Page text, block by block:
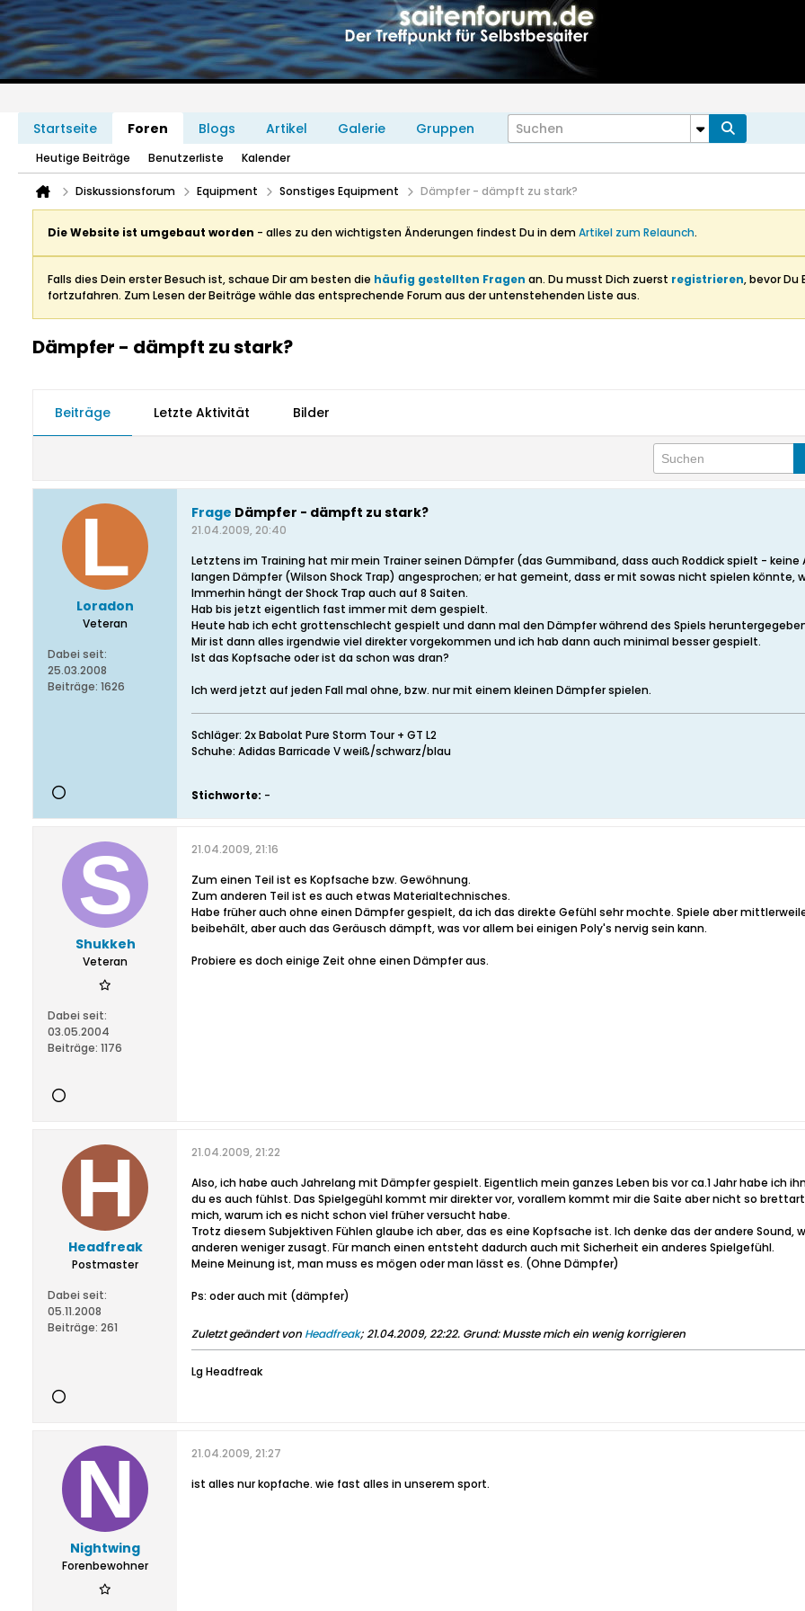
Startseite Foren Blogs Artikel Galerie Gruppen
Heutige Beiträge Benutzerliste Kalender
Diskussionsforum Equipment Sonstiges Equipment Dämpfer - dämpft zu stark?
Die Website ist umgebaut worden - alles zu den wichtigsten Änderungen findest Du in demArtikel zum Relaunch.
Falls dies Dein erster Besuch ist, schaue Dir am besten die häufig gestellten Fragen an. Du musst Dich zuerst registrieren, bevor Du
fortzufahren. Zum Lesen der Beiträge wähle das entsprechende Forum aus der untenstehenden Liste aus.
Dämpfer - dämpft zu stark?
Beiträge Letzte Aktivität Bilder
Loradon
Veteran
Dabei seit:
25.03.2008
Beiträge: 1626
Frage Dämpfer - dämpft zu stark?
21.04.2009, 20:40
Letztens im Training hat mir mein Trainer seinen Dämpfer (das Gummiband, dass auch Roddick spielt -
langen Dämpfer (Wilson Shock Trap) angesprochen; er hat gemeint, dass er mit sowas nicht spielen
Immerhin hängt der Shock Trap auch auf 8 Saiten.
Hab bis jetzt eigentlich fast immer mit dem gespielt.
Heute hab ich echt grottenschlecht gespielt und dann mal den Dämpfer während des Spiels
Mir ist dann alles irgendwie viel direkter vorgekommen und ich hab dann auch minimal besser gespielt.
Ist das Kopfsache oder ist da schon was dran?
Ich werd jetzt auf jeden Fall mal ohne, bzw. nur mit einem kleinen Dämpfer spielen.
Schläger: 2x Babolat Pure Storm Tour + GT L2
Schuhe: Adidas Barricade V weiß/schwarz/blau
Stichworte: -
Shukkeh
Veteran
Dabei seit:
03.05.2004
Beiträge: 1176
21.04.2009, 21:16
Zum einen Teil ist es Kopfsache bzw. Gewöhnung.
Zum anderen Teil ist es auch etwas Materialtechnisches.
Habe früher auch ohne einen Dämpfer gespielt, da ich das direkte Gefühl sehr mochte. Spiele aber
beibehält, aber auch das Geräusch dämpft, was vor allem bei einigen Poly's nervig sein kann.
Probiere es doch einige Zeit ohne einen Dämpfer aus.
Headfreak
Postmaster
Dabei seit:
05.11.2008
Beiträge: 261
21.04.2009, 21:22
Also, ich habe auch Jahrelang mit Dämpfer gespielt. Eigentlich mein ganzes Leben bis vor ca.1 Jahr habe ich
du es auch fühlst. Das Spielgegühl kommt mir direkter vor, vorallem kommt mir die Saite aber nicht so
mich, warum ich es nicht schon viel früher versucht habe.
Trotz diesem Subjektiven Fühlen glaube ich aber, das es eine Kopfsache ist. Ich denke das der andere
anderen weniger zusagt. Für manch einen entsteht dadurch auch mit Sicherheit ein anderes Spielgefühl.
Meine Meinung ist, man muss es mögen oder man lässt es. (Ohne Dämpfer)
Ps: oder auch mit (dämpfer)
Zuletzt geändert von Headfreak;21.04.2009, 22:22. Grund:Musste mich ein wenig korrigieren
Lg Headfreak
Nightwing
Forenbewohner
21.04.2009, 21:27
ist alles nur kopfache. wie fast alles in unserem sport.